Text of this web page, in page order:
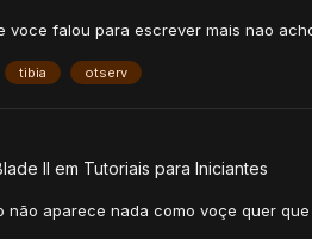
voce falou para escrever mais nao
tibia otserv
II em Tutoriais para Iniciantes
não aparece nada como voçe quer